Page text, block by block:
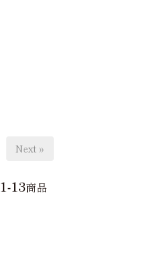
Next »
1-13商品